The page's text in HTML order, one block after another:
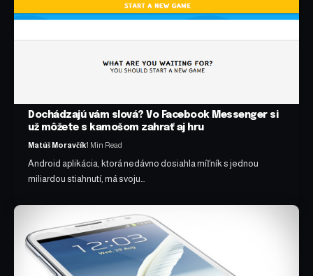
Dochádzajú vám slová? Vo Facebook Messenger si
už môžete s kamošom zahrať aj hru
Matúš Moravčík1 Min Read
Android aplikácia, ktorá nedávno dosiahla míľník s jednou
miliardou stiahnutí, má svoju…